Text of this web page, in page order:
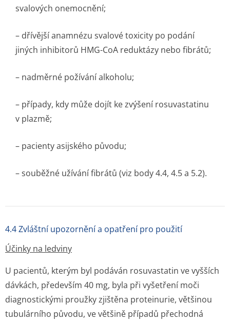
svalových onemocnění;
– dřívější anamnézu svalové toxicity po podání
jiných inhibitorů HMG-CoA reduktázy nebo fibrátů;
– nadměrné požívání alkoholu;
– případy, kdy může dojít ke zvýšení rosuvastatinu
v plazmě;
– pacienty asijského původu;
– souběžné užívání fibrátů (viz body 4.4, 4.5 a 5.2).
4.4 Zvláštní upozornění a opatření pro použití
Účinky na ledviny
U pacientů, kterým byl podáván rosuvastatin ve vyšších
dávkách, především 40 mg, byla při vyšetření moči
diagnostickými proužky zjištěna proteinurie, většinou
tubulárního původu, ve většině případů přechodná